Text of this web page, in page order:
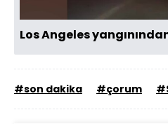
Los Angeles
#son dakika #çorum